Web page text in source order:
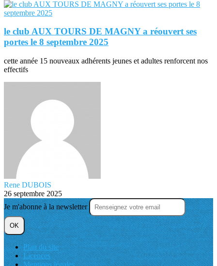
le club AUX TOURS DE MAGNY a réouvert ses
portes le 8 septembre 2025
cette année 15 nouveaux adhérents jeunes et adultes renforcent nos
effectifs
Rene DUBOIS
26 septembre 2025
Je m'abonne à la newsletter
OK
Plan du site
Licences
Mentions légales